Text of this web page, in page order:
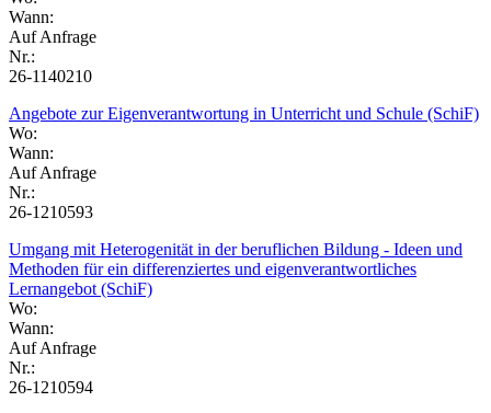
Wann:
Auf Anfrage
Nr.:
26-1140210
Angebote zur Eigenverantwortung in Unterricht und Schule (SchiF)
Wo:
Wann:
Auf Anfrage
Nr.:
26-1210593
Umgang mit Heterogenität in der beruflichen Bildung - Ideen und
Methoden für ein differenziertes und eigenverantwortliches
Lernangebot (SchiF)
Wo:
Wann:
Auf Anfrage
Nr.:
26-1210594